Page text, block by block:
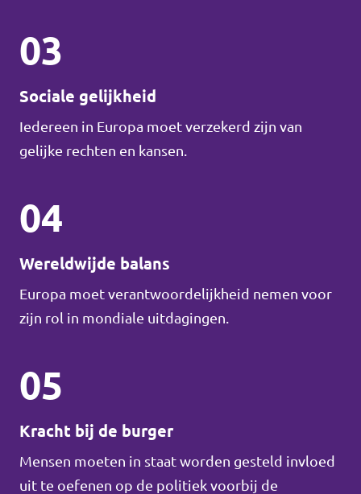
03
Sociale gelijkheid
Iedereen in Europa moet verzekerd zijn van
gelijke rechten en kansen.
04
Wereldwijde balans
Europa moet verantwoordelijkheid nemen voor
zijn rol in mondiale uitdagingen.
05
Kracht bij de burger
Mensen moeten in staat worden gesteld invloed
uit te oefenen op de politiek voorbij de